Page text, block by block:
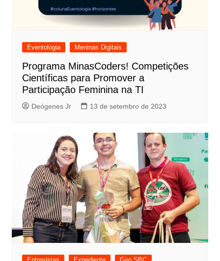
Eventologia Meninas Digitais
Programa MinasCoders! Competições
Científicas para Promover a
Participação Feminina na TI
Deógenes Jr 13 de setembro de 2023